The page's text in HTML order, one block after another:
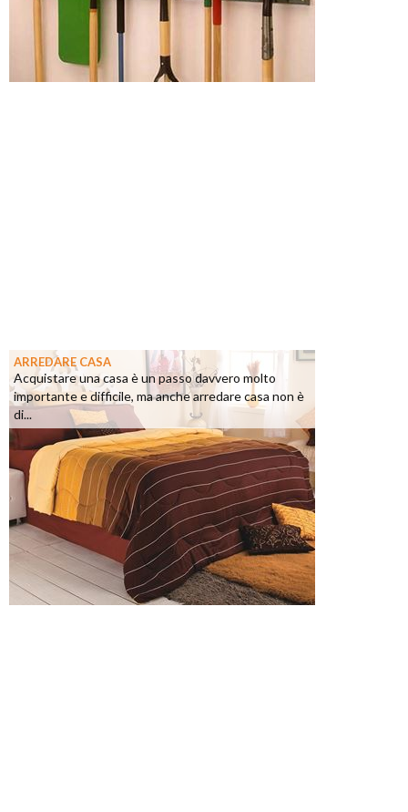
ARREDARE CASA
Acquistare una casa è un passo davvero molto
importante e difficile, ma anche arredare casa non è
di...